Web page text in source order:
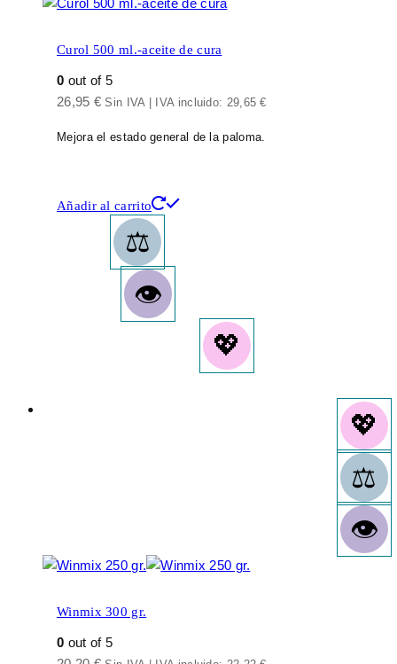
Curol 500 ml.-aceite de cura
0 out of 5
26,95 € Sin IVA | IVA incluido: 29,65€
Mejora el estado general de la paloma.
Añadir al carrito
Winmix 300 gr.
0 out of 5